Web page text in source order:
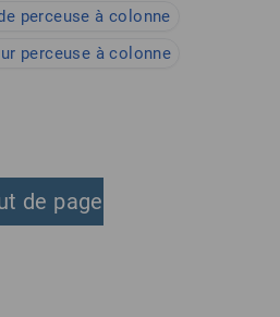
perceuse à colonne
perceuse à colonne
de page